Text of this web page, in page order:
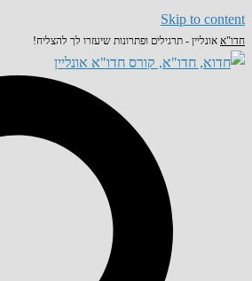
Skip to content
חדו"א אונליין - תרגילים ופתרונות שיעזרו לך להצליח!